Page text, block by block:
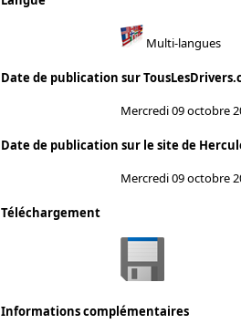
Multi-langues
Date de publication sur
Mercredi 09 octobre
Date de publication sur le site de
Mercredi 09 octobre
Téléchargement
Informations complémentaires